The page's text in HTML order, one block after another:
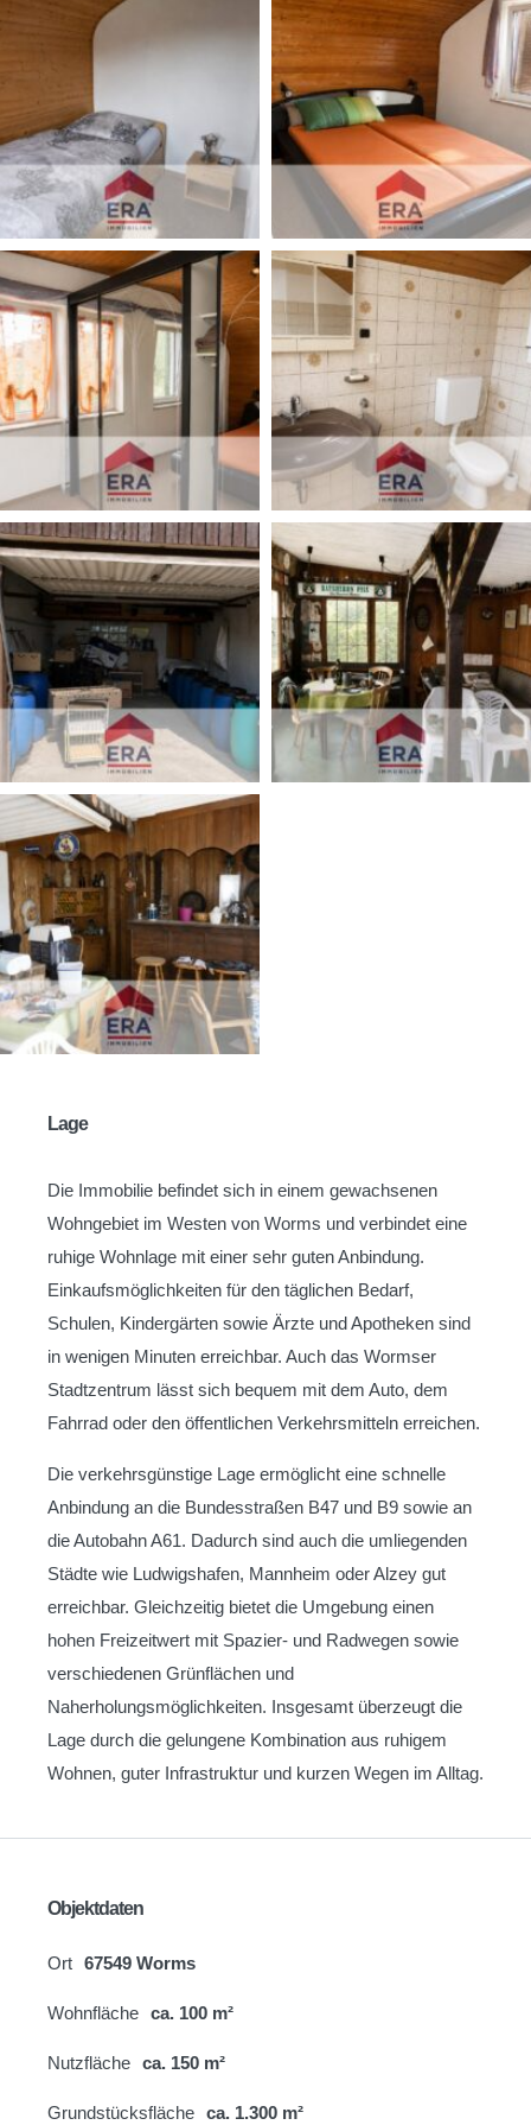
Lage
Die Immobilie befindet sich in einem gewachsenen
Wohngebiet im Westen von Worms und verbindet eine
ruhige Wohnlage mit einer sehr guten Anbindung.
Einkaufsmöglichkeiten für den täglichen Bedarf,
Schulen, Kindergärten sowie Ärzte und Apotheken sind
in wenigen Minuten erreichbar. Auch das Wormser
Stadtzentrum lässt sich bequem mit dem Auto, dem
Fahrrad oder den öffentlichen Verkehrsmitteln erreichen.
Die verkehrsgünstige Lage ermöglicht eine schnelle
Anbindung an die Bundesstraßen B47 und B9 sowie an
die Autobahn A61. Dadurch sind auch die umliegenden
Städte wie Ludwigshafen, Mannheim oder Alzey gut
erreichbar. Gleichzeitig bietet die Umgebung einen
hohen Freizeitwert mit Spazier- und Radwegen sowie
verschiedenen Grünflächen und
Naherholungsmöglichkeiten. Insgesamt überzeugt die
Lage durch die gelungene Kombination aus ruhigem
Wohnen, guter Infrastruktur und kurzen Wegen im Alltag.
Objektdaten
Ort 67549 Worms
Wohnfläche ca. 100 m²
Nutzfläche ca. 150 m²
Grundstücksfläche ca. 1.300 m²